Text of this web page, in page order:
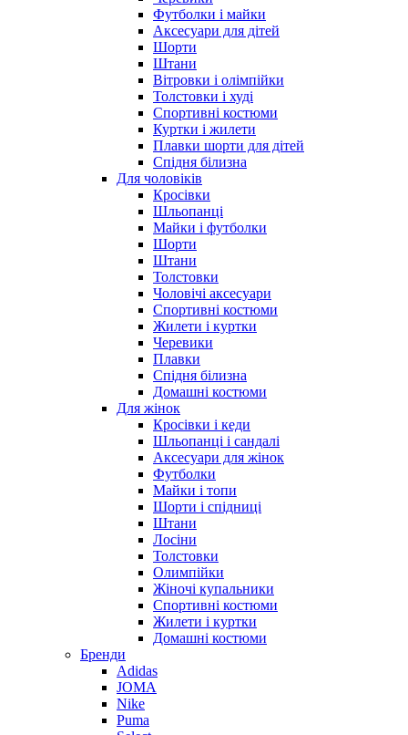
Футболки і майки
Аксесуари для дітей
Шорти
Штани
Вітровки і олімпійки
Толстовки і худі
Спортивні костюми
Куртки і жилети
Плавки шорти для дітей
Спідня білизна
Для чоловіків
Кросівки
Шльопанці
Майки і футболки
Шорти
Штани
Толстовки
Чоловічі аксесуари
Спортивні костюми
Жилети і куртки
Черевики
Плавки
Спідня білизна
Домашні костюми
Для жінок
Кросівки і кеди
Шльопанці і сандалі
Аксесуари для жінок
Футболки
Майки і топи
Шорти і спідниці
Штани
Лосіни
Толстовки
Олимпійки
Жіночі купальники
Спортивні костюми
Жилети і куртки
Домашні костюми
Бренди
Adidas
JOMA
Nike
Puma